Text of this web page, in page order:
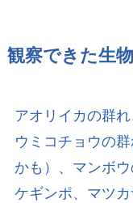
観察できた生物
アオリイカの群
ウミコチョウの
かも）、マンボ
ケギンポ、マツカ